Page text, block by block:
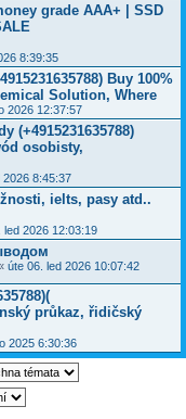
grade AAA+ | SSD
8:39:35
Buy 100%
Solution, Where
2026 12:37:57
(+4915231635788)
osobisty,
8:45:37
ielts, pasy atd..
led 2026 12:03:19
úte 06. led 2026 10:07:42
průkaz, řidičský
2025 6:30:36